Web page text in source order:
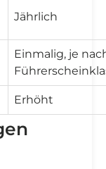
Jährlich
Einmalig, je
Erhöht